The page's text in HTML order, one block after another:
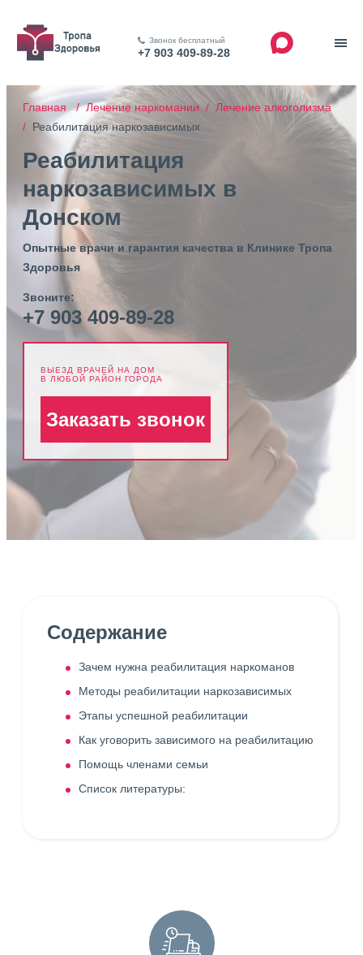
Звонок бесплатный
+7 903 409-89-28
Главная /Лечение наркомании / Лечение алкоголизма
/ Реабилитация наркозависимых
Реабилитация
наркозависимых в
Донском
Опытные врачи и гарантия качества в Клинике Тропа
Здоровья
Звоните:
+7 903 409-89-28
ВЫЕЗД ВРАЧЕЙ НА ДОМ
В ЛЮБОЙ РАЙОН ГОРОДА
Заказать звонок
Содержание
Зачем нужна реабилитация наркоманов
Методы реабилитации наркозависимых
Этапы успешной реабилитации
Как уговорить зависимого на реабилитацию
Помощь членами семьи
Список литературы: